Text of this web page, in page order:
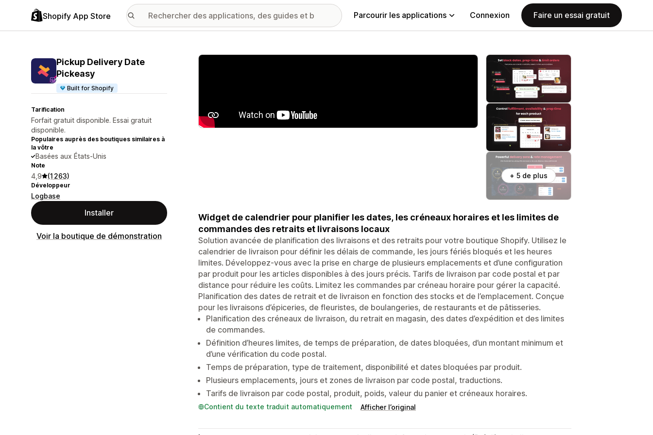
Shopify App Store Parcourir les applications Connexion Faire un essai gratuit
Pickup Delivery Date
Pickeasy
Built for Shopify
Tarification
Forfait gratuit disponible. Essai gratuit
disponible.
Populaires auprès des boutiques similaires à
la vôtre
Basées aux États-Unis
Note
4,9 (1 263)
Développeur
Logbase
Installer
Voir la boutique de démonstration
Galerie d’images vedette
+ 5 de plus
Widget de calendrier pour planifier les dates, les créneaux horaires et les limites de
commandes des retraits et livraisons locaux
Solution avancée de planification des livraisons et des retraits pour votre boutique Shopify. Utilisez le
calendrier de livraison pour définir les délais de commande, les jours fériés bloqués et les heures
limites. Développez-vous avec la prise en charge de plusieurs emplacements et d’une configuration
par produit pour les articles disponibles à des jours précis. Tarifs de livraison par code postal et par
distance pour réduire les coûts. Limitez les commandes par créneau horaire pour gérer la capacité.
Planification des dates de retrait et de livraison en fonction des stocks et de l’emplacement. Conçue
pour les livraisons d’épiceries, de fleuristes, de boulangeries, de restaurants et de pâtisseries.
Planification des créneaux de livraison, du retrait en magasin, des dates d’expédition et des limites
de commandes.
Définition d’heures limites, de temps de préparation, de dates bloquées, d’un montant minimum et
d’une vérification du code postal.
Temps de préparation, type de traitement, disponibilité et dates bloquées par produit.
Plusieurs emplacements, jours et zones de livraison par code postal, traductions.
Tarifs de livraison par code postal, produit, poids, valeur du panier et créneaux horaires.
Contient du texte traduit automatiquement Afficher l’original